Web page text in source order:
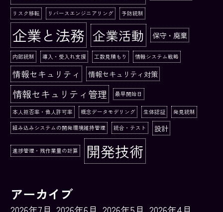
リスク移転 リバースエンジニアリング 予防統制
企業と法務 企業活動 保守・廃棄
内部統制 導入・受入れ支援 工数見積もり 情報システム戦略
情報セキュリティ 情報セキュリティ対策
情報セキュリティ管理 最早開始日
本人拒否率・他人許可率 概念データモデリング 生体認証 発見統制
組み込みシステムの開発環境維持管理 統合・テスト 設計
進捗管理・残作業量の計算 開発技術
アーカイブ